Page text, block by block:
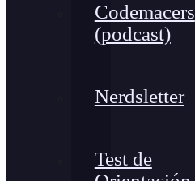
Codemacers
(podcast)
Nerdsletter
Test de